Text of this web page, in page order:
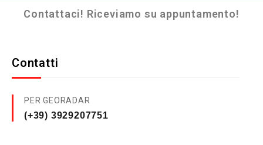
Contattaci! Riceviamo su appuntamento!
Contatti
PER GEORADAR
(+39) 3929207751